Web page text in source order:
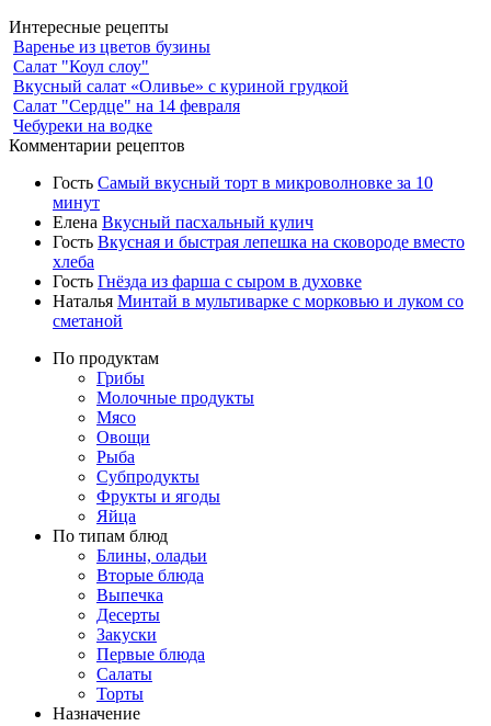
Интересные рецепты
Варенье из цветов бузины
Салат "Коул слоу"
Вкусный салат «Оливье» с куриной грудкой
Салат "Сердце" на 14 февраля
Чебуреки на водке
Комментарии рецептов
Гость Самый вкусный торт в микроволновке за 10
минут
Елена Вкусный пасхальный кулич
Гость Вкусная и быстрая лепешка на сковороде вместо
хлеба
Гость Гнёзда из фарша с сыром в духовке
Наталья Минтай в мультиварке с морковью и луком со
сметаной
По продуктам
Грибы
Молочные продукты
Мясо
Овощи
Рыба
Субпродукты
Фрукты и ягоды
Яйца
По типам блюд
Блины, оладьи
Вторые блюда
Выпечка
Десерты
Закуски
Первые блюда
Салаты
Торты
Назначение